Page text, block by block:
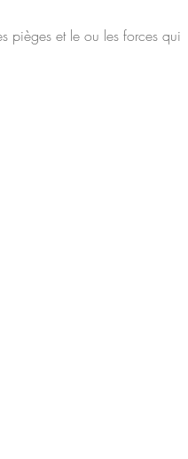
pièges et le ou les forces qui